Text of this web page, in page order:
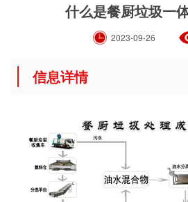
什么是餐厨垃圾一
2023-09-26
信息详情